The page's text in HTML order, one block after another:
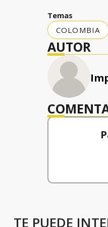
Temas
COLOMBIA
AUTOR
TE PUEDE